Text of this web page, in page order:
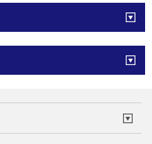
窓口の混雑状況
ご意見・ご要望